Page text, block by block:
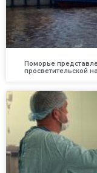
Поморье
просветительской